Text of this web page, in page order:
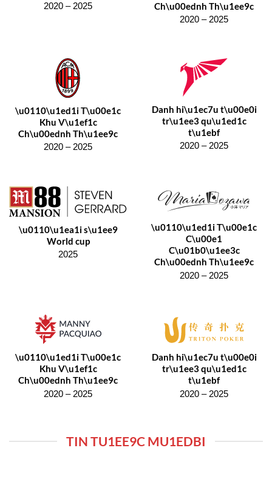
2020 – 2025 Ch\u00ednh Th\u1ee9c
2020 – 2025
\u0110\u1ed1i T\u00e1c
Khu V\u1ef1c
Ch\u00ednh Th\u1ee9c
2020 – 2025
Danh hi\u1ec7u t\u00e0i
tr\u1ee3 qu\u1ed1c
t\u1ebf
2020 – 2025
\u0110\u1ea1i s\u1ee9
World cup
2025
\u0110\u1ed1i T\u00e1c
C\u00e1
C\u01b0\u1ee3c
Ch\u00ednh Th\u1ee9c
2020 – 2025
\u0110\u1ed1i T\u00e1c
Khu V\u1ef1c
Ch\u00ednh Th\u1ee9c
2020 – 2025
Danh hi\u1ec7u t\u00e0i
tr\u1ee3 qu\u1ed1c
t\u1ebf
2020 – 2025
TIN TU1EE9C MU1EDBI